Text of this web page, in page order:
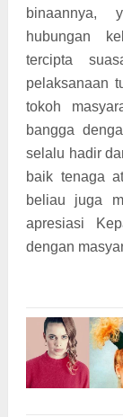
binaannya,
hubungan
tercipta
pelaksanaan
tokoh
bangga
selalu hadir
baik tenaga
beliau juga
apresiasi
dengan